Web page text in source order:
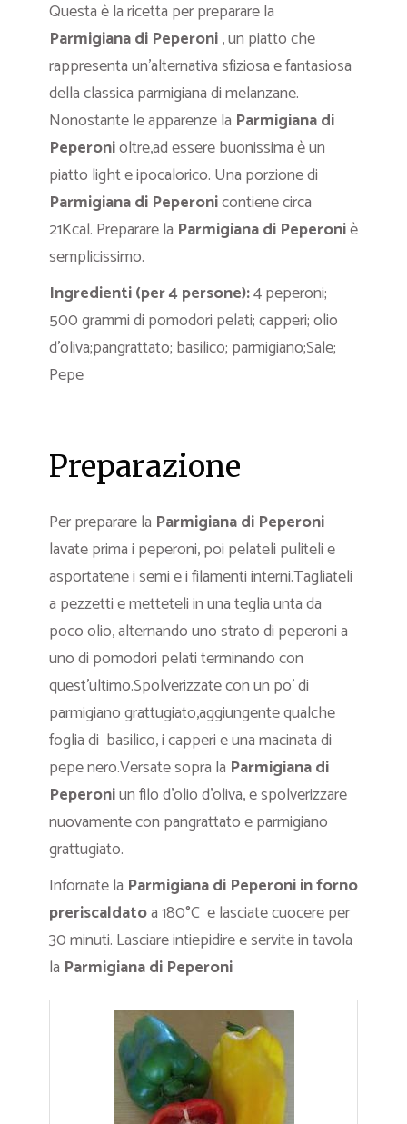
Questa è la ricetta per preparare la
Parmigianadi Peperoni, un piatto che
rappresenta un’alternativa sfiziosa e fantasiosa
della classica parmigiana di melanzane.
Nonostante le apparenze la Parmigianadi
Peperonioltre,ad essere buonissima è un
piatto light e ipocalorico. Una porzione di
Parmigiana di Peperonicontiene circa
21Kcal. Preparare la Parmigianadi Peperoniè
semplicissimo.
Ingredienti (per 4 persone):4 peperoni;
500 grammi di pomodori pelati;capperi;olio
d’oliva;pangrattato; basilico; parmigiano;Sale;
Pepe
Preparazione
Per preparare la Parmigianadi Peperoni
lavate prima i peperoni, poi pelateli puliteli e
asportatene i semi e i filamenti interni.Tagliateli
a pezzetti e metteteli in una teglia unta da
poco olio, alternando uno strato di peperoni a
uno di pomodori pelati terminando con
quest’ultimo.Spolverizzate con un po’ di
parmigiano grattugiato,aggiungente qualche
foglia di basilico, i capperi e una macinata di
pepe nero.Versate sopra la Parmigianadi
Peperoniun filo d’olio d’oliva, e spolverizzare
nuovamente con pangrattato e parmigiano
grattugiato.
Infornate la Parmigianadi Peperoni in forno
preriscaldatoa 180°C e lasciate cuocere per
30 minuti. Lasciare intiepidire e servite in tavola
la Parmigianadi Peperoni